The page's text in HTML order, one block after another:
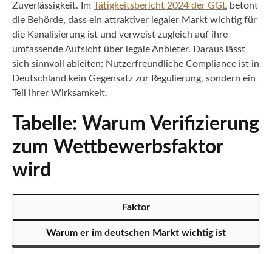
Zuverlässigkeit. Im Tätigkeitsbericht 2024 der GGL betont
die Behörde, dass ein attraktiver legaler Markt wichtig für
die Kanalisierung ist und verweist zugleich auf ihre
umfassende Aufsicht über legale Anbieter. Daraus lässt
sich sinnvoll ableiten: Nutzerfreundliche Compliance ist in
Deutschland kein Gegensatz zur Regulierung, sondern ein
Teil ihrer Wirksamkeit.
Tabelle: Warum Verifizierung
zum Wettbewerbsfaktor
wird
Faktor
Warum er im deutschen Markt wichtig ist